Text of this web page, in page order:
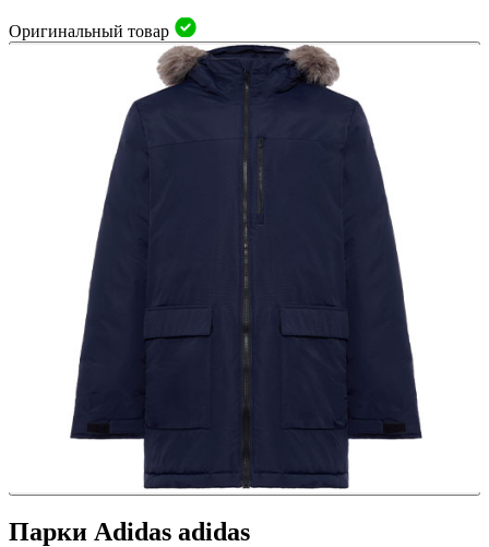
Оригинальный товар
Парки Adidas adidas